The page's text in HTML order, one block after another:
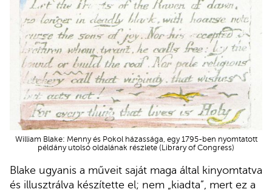
William Blake: Menny és Pokol házassága, egy 1795-ben nyomtatott
példány utolsó oldalának részlete (Library of Congress)
Blake ugyanis a műveit saját maga által kinyomtatva
és illusztrálva készítette el; nem „kiadta”, mert ez a